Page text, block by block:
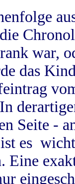
war,
das
Seite -
es
Eine